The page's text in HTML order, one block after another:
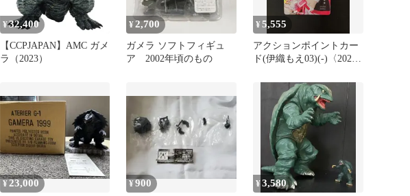
¥32,400
【CCPJAPAN】AMC ガメ
ラ（2023）
¥2,700
ガメラ ソフトフィギュ
ア 2002年頃のもの
¥5,555
アクションポイントカー
ド(伊織もえ03)(-)〈2025-
アリーナ
¥ 23,000 ¥900 ¥3,580